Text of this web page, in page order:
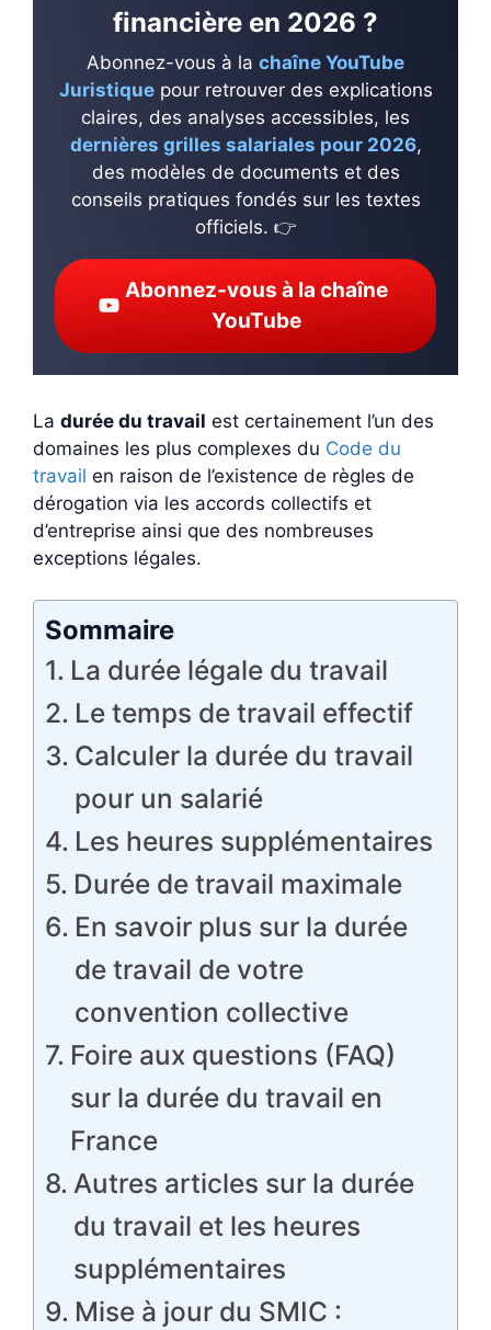
financière en 2026 ?
Abonnez-vous à la chaîne YouTube
Juristiquepour retrouver des explications
claires, des analyses accessibles, les
dernières grilles salariales pour 2026,
des modèles de documents et des
conseils pratiques fondés sur les textes
officiels. 👉
Abonnez-vous à la chaîne
YouTube
La durée du travail est certainement l’un des
domaines les plus complexes du Code du
travail en raison de l’existence de règles de
dérogation via les accords collectifs et
d’entreprise ainsi que des nombreuses
exceptions légales.
Sommaire
La durée légale du travail
Le temps de travail effectif
Calculer la durée du travail
pour un salarié
Les heures supplémentaires
Durée de travail maximale
En savoir plus sur la durée
de travail de votre
convention collective
Foire aux questions (FAQ)
sur la durée du travail en
France
Autres articles sur la durée
du travail et les heures
supplémentaires
Mise à jour du SMIC :